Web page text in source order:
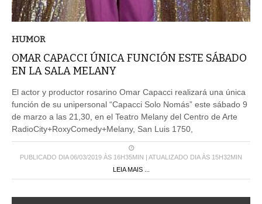
HUMOR
OMAR CAPACCI ÚNICA FUNCIÓN ESTE SÁBADO
EN LA SALA MELANY
El actor y productor rosarino Omar Capacci realizará una única
función de su unipersonal “Capacci Solo Nomás” este sábado 9
de marzo a las 21,30, en el Teatro Melany del Centro de Arte
RadioCity+RoxyComedy+Melany, San Luis 1750,
PUBLICADO DIA 06/03/2019 ÀS 16H35MIN | ATUALIZADO DIA ÀS 15H32MIN
LEIA MAIS ...